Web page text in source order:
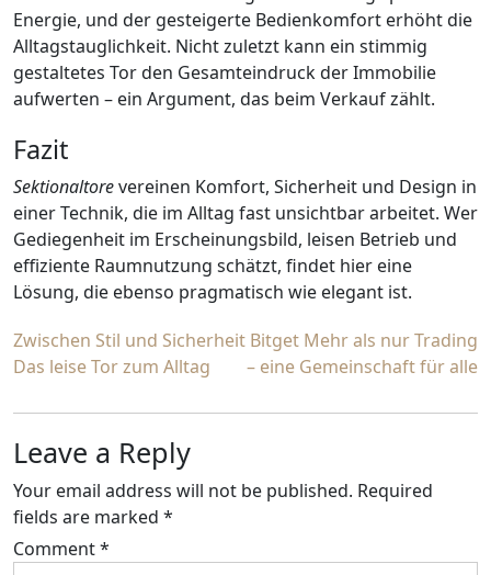
Energie, und der gesteigerte Bedienkomfort erhöht die
Alltagstauglichkeit. Nicht zuletzt kann ein stimmig
gestaltetes Tor den Gesamteindruck der Immobilie
aufwerten – ein Argument, das beim Verkauf zählt.
Fazit
Sektionaltorevereinen Komfort, Sicherheit und Design in
einer Technik, die im Alltag fast unsichtbar arbeitet. Wer
Gediegenheit im Erscheinungsbild, leisen Betrieb und
effiziente Raumnutzung schätzt, findet hier eine
Lösung, die ebenso pragmatisch wie elegant ist.
Post
navigation
Zwischen Stil und Sicherheit
Das leise Tor zum Alltag
Bitget Mehr als nur Trading
– eine Gemeinschaft für alle
Leave a Reply
Your email address will not be published. Required
fields are marked *
Comment*